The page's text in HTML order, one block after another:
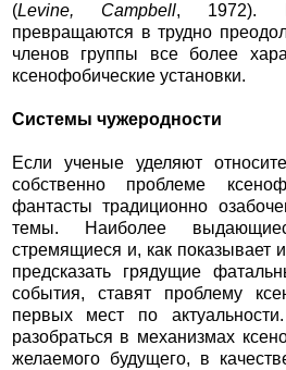
(Levine, Campbell, 1972).
превращаются в трудно
членов группы все более
ксенофобические установки.
Системы чужеродности
Если ученые уделяют
собственно проблеме
фантасты традиционно
темы. Наиболее
стремящиеся и, как показывает
предсказать грядущие
события, ставят проблему
первых мест по
разобраться в механизмах
желаемого будущего, в